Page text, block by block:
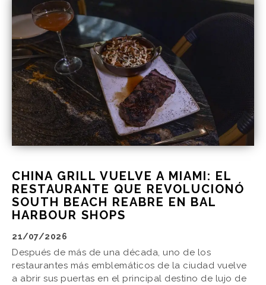
CHINA GRILL VUELVE A MIAMI: EL
RESTAURANTE QUE REVOLUCIONÓ
SOUTH BEACH REABRE EN BAL
HARBOUR SHOPS
21/07/2026
Después de más de una década, uno de los
restaurantes más emblemáticos de la ciudad vuelve
a abrir sus puertas en el principal destino de lujo de